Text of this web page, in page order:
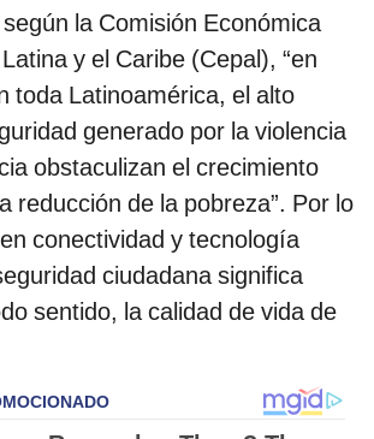
la Comisión Económica
y el Caribe (Cepal), “en
toda Latinoamérica, el alto
generado por la violencia
obstaculizan el crecimiento
reducción de la pobreza”. Por lo
conectividad y tecnología
ciudadana significa
sentido, la calidad de vida de